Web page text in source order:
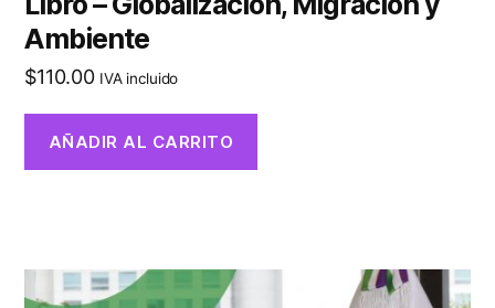
Ambiente
$110.00 IVA incluido
AÑADIR AL CARRITO